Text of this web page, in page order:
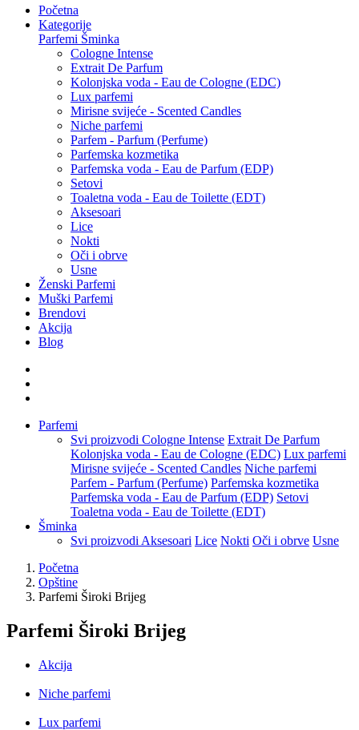
Početna
Kategorije
Parfemi Šminka
Cologne Intense
Extrait De Parfum
Kolonjska voda - Eau de Cologne (EDC)
Lux parfemi
Mirisne svijeće - Scented Candles
Niche parfemi
Parfem - Parfum (Perfume)
Parfemska kozmetika
Parfemska voda - Eau de Parfum (EDP)
Setovi
Toaletna voda - Eau de Toilette (EDT)
Aksesoari
Lice
Nokti
Oči i obrve
Usne
Ženski Parfemi
Muški Parfemi
Brendovi
Akcija
Blog
Parfemi
Svi proizvodi Cologne Intense Extrait De Parfum
Kolonjska voda - Eau de Cologne (EDC) Lux parfemi
Mirisne svijeće - Scented Candles Niche parfemi
Parfem - Parfum (Perfume) Parfemska kozmetika
Parfemska voda - Eau de Parfum (EDP) Setovi
Toaletna voda - Eau de Toilette (EDT)
Šminka
Svi proizvodi Aksesoari Lice Nokti Oči i obrve Usne
Početna
Opštine
Parfemi Široki Brijeg
Parfemi Široki Brijeg
Akcija
Niche parfemi
Lux parfemi